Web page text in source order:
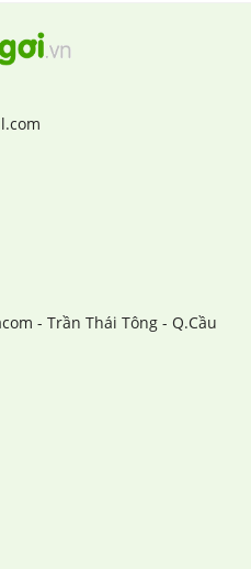
- Trần Thái Tông - Q.Cầu